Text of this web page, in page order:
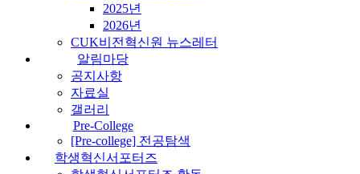
2025년
2026년
CUK비전혁신원 뉴스레터
알림마당
공지사항
자료실
갤러리
Pre-College
[Pre-college] 전공탐색
학생혁신서포터즈